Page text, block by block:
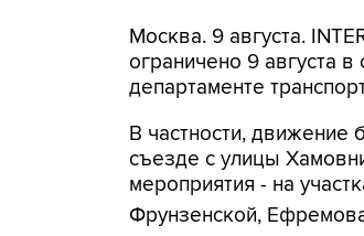
Москва. 9 августа.
ограничено 9 августа
департаменте
В частности, движение
съезде с улицы
мероприятия - на
Фрунзенской,